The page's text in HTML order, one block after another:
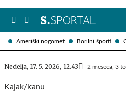
Ameriški nogomet Borilni športi
Nedelja, 17. 5. 2026, 12.43 2 meseca, 3
Kajak/kanu